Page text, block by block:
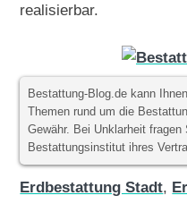
realisierbar.
Bestattung-Blog.de kann
Themen rund um die
Gewähr. Bei Unklarheit fragen
Bestattungsinstitut ihres
Erdbestattung Stadt,